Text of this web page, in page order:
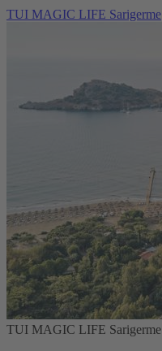
TUI MAGIC LIFE Sarigerme
TUI MAGIC LIFE Sarigerme